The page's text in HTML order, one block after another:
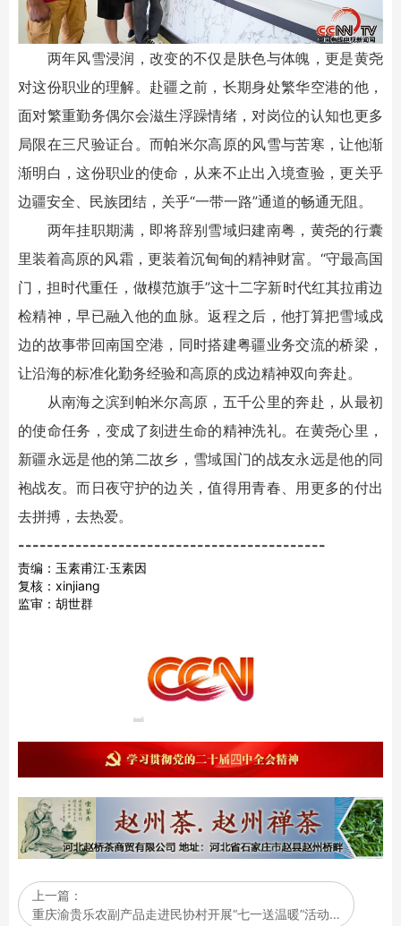
两年风雪浸润，改变的不仅是肤色与体魄，更是黄尧
对这份职业的理解。赴疆之前，长期身处繁华空港的他，
面对繁重勤务偶尔会滋生浮躁情绪，对岗位的认知也更多
局限在三尺验证台。而帕米尔高原的风雪与苦寒，让他渐
渐明白，这份职业的使命，从来不止出入境查验，更关乎
边疆安全、民族团结，关乎“一带一路”通道的畅通无阻。
两年挂职期满，即将辞别雪域归建南粤，黄尧的行囊
里装着高原的风霜，更装着沉甸甸的精神财富。“守最高国
门，担时代重任，做模范旗手”这十二字新时代红其拉甫边
检精神，早已融入他的血脉。返程之后，他打算把雪域戍
边的故事带回南国空港，同时搭建粤疆业务交流的桥梁，
让沿海的标准化勤务经验和高原的戍边精神双向奔赴。
从南海之滨到帕米尔高原，五千公里的奔赴，从最初
的使命任务，变成了刻进生命的精神洗礼。在黄尧心里，
新疆永远是他的第二故乡，雪域国门的战友永远是他的同
袍战友。而日夜守护的边关，值得用青春、用更多的付出
去拼搏，去热爱。
-------------------------------------------
责编：玉素甫江·玉素因
复核：xinjiang
监审：胡世群
上一篇：
重庆渝贵乐农副产品走进民协村开展“七一送温暖”活动…